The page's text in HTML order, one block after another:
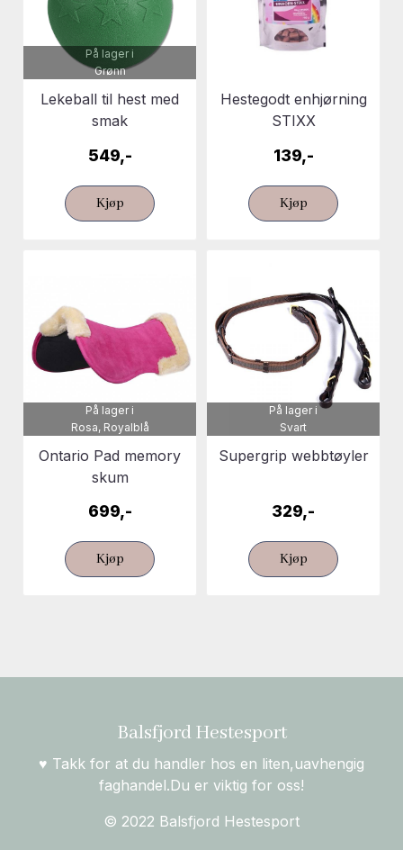
På lager i
Grønn
Lekeball til hest med
smak
549,-
Kjøp
Hestegodt enhjørning
STIXX
139,-
Kjøp
På lager i
Rosa, Royalblå
Ontario Pad memory
skum
699,-
Kjøp
På lager i
Svart
Supergrip webbtøyler
329,-
Kjøp
Balsfjord Hestesport
♥ Takk for at du handler hos en liten,uavhengig
faghandel.Du er viktig for oss!
© 2022 Balsfjord Hestesport